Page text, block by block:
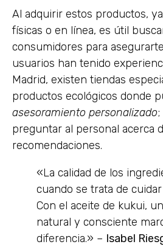
Al adquirir estos productos,
físicas o en línea, es útil
consumidores para
usuarios han tenido
Madrid, existen tiendas
productos ecológicos donde
asesoramiento personalizado
preguntar al personal acerca
recomendaciones.
«La calidad de los
cuando se trata de
Con el aceite de kukui,
natural y consciente
diferencia.» – Isabel